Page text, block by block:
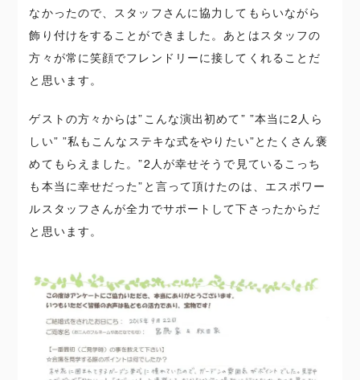
なかったので、スタッフさんに協力してもらいながら
飾り付けをすることができました。あとはスタッフの
方々が常に笑顔でフレンドリーに接してくれることだ
と思います。
ゲストの方々からは”こんな演出初めて” ”本当に2人ら
しい” ”私もこんなステキな式をやりたい”とたくさん褒
めてもらえました。”2人が幸せそうで見ているこっち
も本当に幸せだった”と言って頂けたのは、エスポワー
ルスタッフさんが全力でサポートして下さったからだ
と思います。